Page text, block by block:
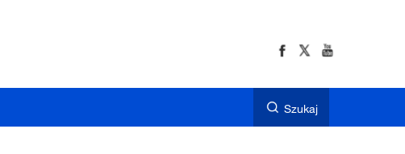
Szukaj